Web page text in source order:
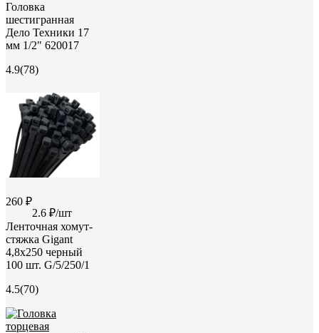
Головка
шестигранная
Дело Техники 17
мм 1/2" 620017
4.9(78)
260 ₽
2.6 ₽/шт
Ленточная хомут-
стяжка Gigant
4,8x250 черный
100 шт. G/5/250/1
4.5(70)